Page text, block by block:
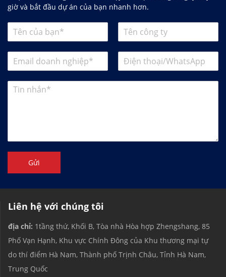
giờ và bắt đầu dự án của bạn nhanh hơn.
Gửi
Liên hệ với chúng tôi
địa chỉ: 1tầng thứ, Khối B, Tòa nhà Hòa hợp Zhengshang, 85
Phố Vạn Hạnh, Khu vực Chính Đông của Khu thương mại tự
do thí điểm Hà Nam, Thành phố Trịnh Châu, Tỉnh Hà Nam,
Trung Quốc